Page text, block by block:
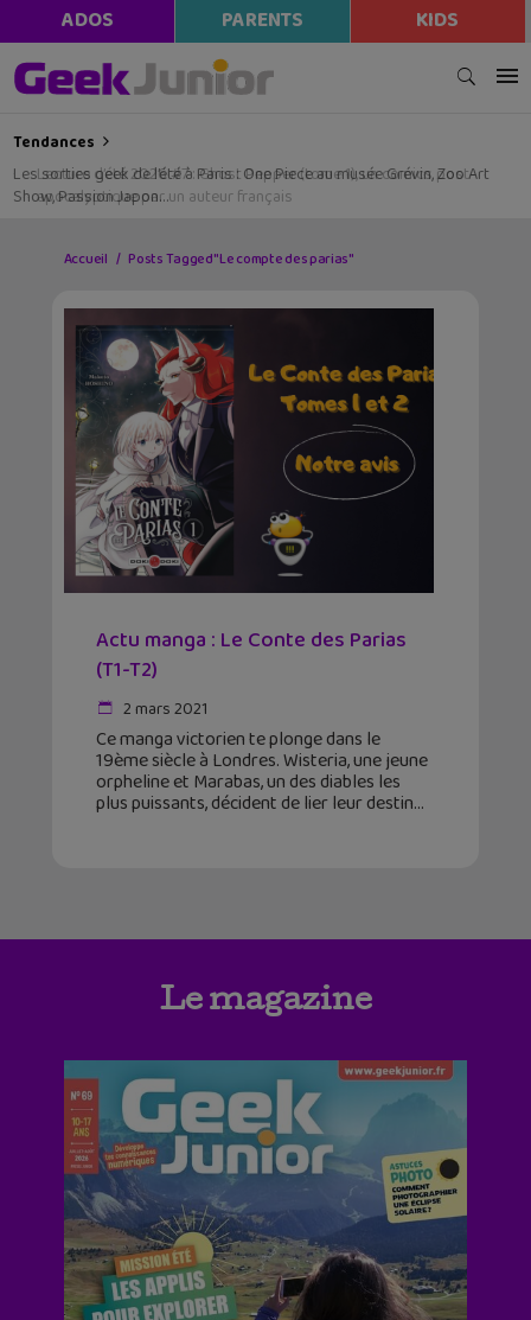
ADOS PARENTS KIDS
Tendances
Les sorties geek de l’été à Paris : One Piece au musée Grévin, Zoo Art
Show, Passion Japon…
Accueil Posts Tagged "Le compte des parias"
Actu manga : Le Conte des Parias
(T1-T2)
2 mars 2021
Ce manga victorien te plonge dans le
19ème siècle à Londres. Wisteria, une jeune
orpheline et Marabas, un des diables les
plus puissants, décident de lier leur destin
Le magazine